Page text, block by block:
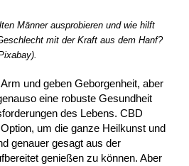
Männer ausprobieren und wie hilft
mit der Kraft aus dem Hanf?
und geben Geborgenheit, aber
eine robuste Gesundheit
des Lebens. CBD
um die ganze Heilkunst und
genauer gesagt aus der
genießen zu können. Aber